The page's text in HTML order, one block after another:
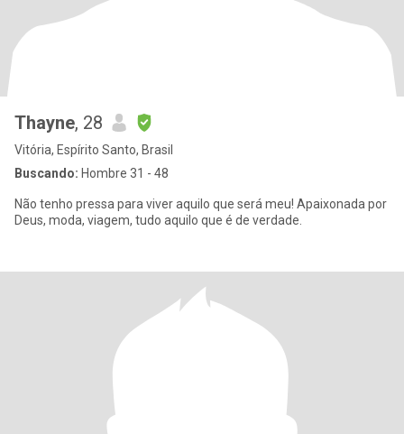
Thayne, 28
Vitória, Espírito Santo, Brasil
Buscando: Hombre 31 - 48
Não tenho pressa para viver aquilo que será meu! Apaixonada por
Deus, moda, viagem, tudo aquilo que é de verdade.